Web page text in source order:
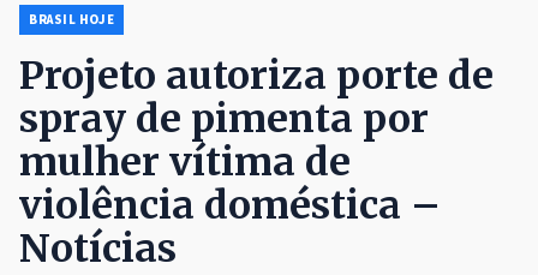
BRASIL HOJE
Projeto autoriza porte de
spray de pimenta por
mulher vítima de
violência doméstica –
Notícias